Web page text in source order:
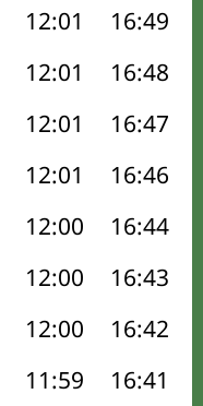
12:01 16:49
12:01 16:48
12:01 16:47
12:01 16:46
12:00 16:44
12:00 16:43
12:00 16:42
11:59 16:41